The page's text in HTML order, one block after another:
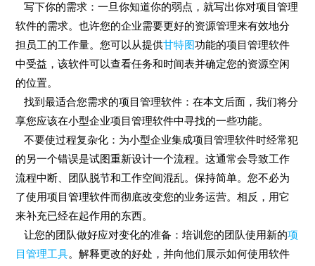
写下你的需求：一旦你知道你的弱点，就写出你对项目管理
软件的需求。也许您的企业需要更好的资源管理来有效地分
担员工的工作量。您可以从提供甘特图功能的项目管理软件
中受益，该软件可以查看任务和时间表并确定您的资源空闲
的位置。
找到最适合您需求的项目管理软件：在本文后面，我们将分
享您应该在小型企业项目管理软件中寻找的一些功能。
不要使过程复杂化：为小型企业集成项目管理软件时经常犯
的另一个错误是试图重新设计一个流程。这通常会导致工作
流程中断、团队脱节和工作空间混乱。保持简单。您不必为
了使用项目管理软件而彻底改变您的业务运营。相反，用它
来补充已经在起作用的东西。
让您的团队做好应对变化的准备：培训您的团队使用新的项
目管理工具。解释更改的好处，并向他们展示如何使用软件